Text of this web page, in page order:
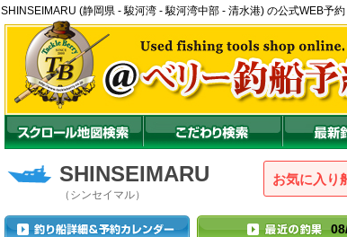
SHINSEIMARU (静岡県 - 駿河湾 - 駿河湾中部 - 清水港) の公式WEB予
SHINSEIMARU
（シンセイマル）
お気に入り